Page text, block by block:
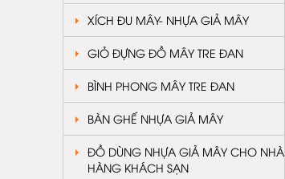
XÍCH ĐU MÂY- NHỰA GIẢ MÂY
GIỎ ĐỰNG ĐỒ MÂY TRE ĐAN
BÌNH PHONG MÂY TRE ĐAN
BÀN GHẾ NHỰA GIẢ MÂY
ĐỒ DÙNG NHỰA GIẢ MÂY CHO NHÀ
HÀNG KHÁCH SẠN